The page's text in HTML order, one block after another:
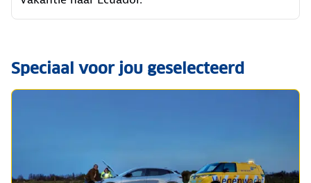
Speciaal voor jou geselecteerd